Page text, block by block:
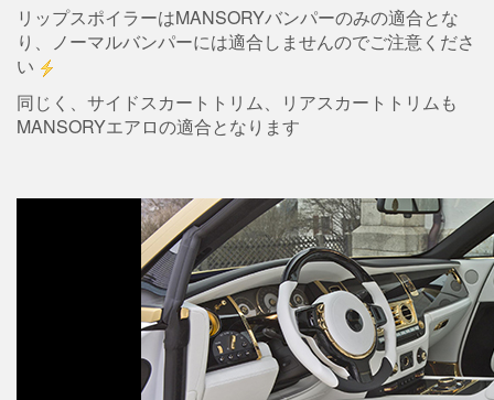
リップスポイラーはMANSORYバンパーのみの適合とな
り、ノーマルバンパーには適合しませんのでご注意くださ
い
同じく、サイドスカートトリム、リアスカートトリムも
MANSORYエアロの適合となります